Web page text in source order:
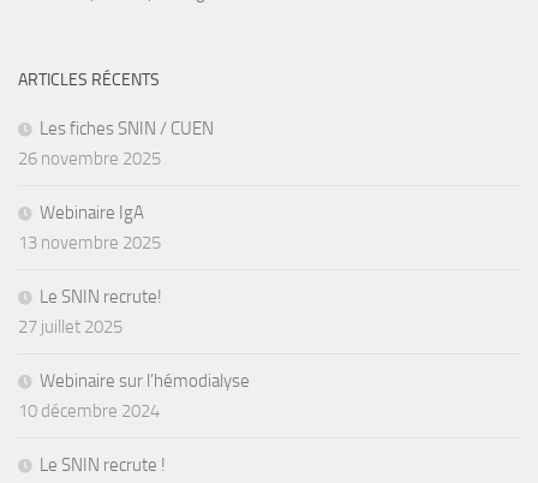
ARTICLES RÉCENTS
Les fiches SNIN / CUEN
26 novembre 2025
Webinaire IgA
13 novembre 2025
Le SNIN recrute!
27 juillet 2025
Webinaire sur l’hémodialyse
10 décembre 2024
Le SNIN recrute !